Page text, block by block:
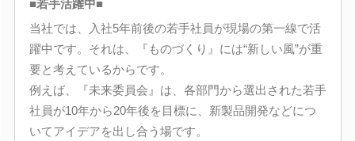
■若手活躍中■
当社では、入社5年前後の若手社員が現場の第一線で活
躍中です。それは、『ものづくり』には“新しい風”が重
要と考えているからです。
例えば、『未来委員会』は、各部門から選出された若手
社員が10年から20年後を目標に、新製品開発などにつ
いてアイデアを出し合う場です。